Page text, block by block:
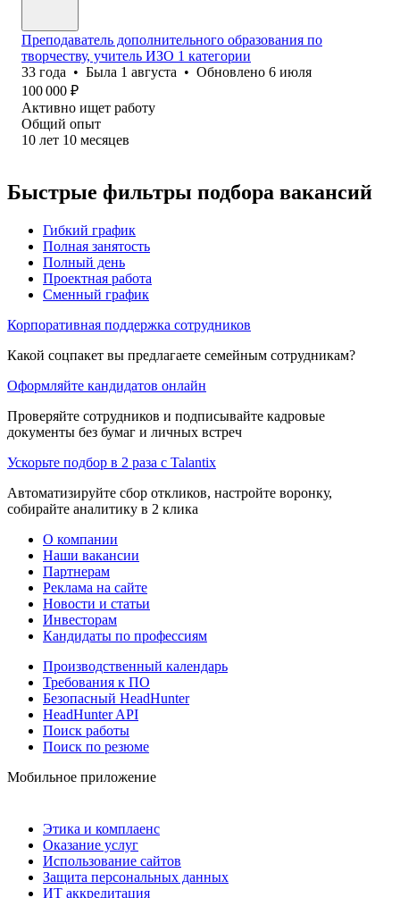
Преподаватель дополнительного образования по
творчеству, учитель ИЗО 1 категории
33 года • Была 1 августа • Обновлено 6 июля
100 000 ₽
Активно ищет работу
Общий опыт
10 лет 10 месяцев
Быстрые фильтры подбора вакансий
Гибкий график
Полная занятость
Полный день
Проектная работа
Сменный график
Корпоративная поддержка сотрудников
Какой соцпакет вы предлагаете семейным сотрудникам?
Оформляйте кандидатов онлайн
Проверяйте сотрудников и подписывайте кадровые
документы без бумаг и личных встреч
Ускорьте подбор в 2 раза с Talantix
Автоматизируйте сбор откликов, настройте воронку,
собирайте аналитику в 2 клика
О компании
Наши вакансии
Партнерам
Реклама на сайте
Новости и статьи
Инвесторам
Кандидаты по профессиям
Производственный календарь
Требования к ПО
Безопасный HeadHunter
HeadHunter API
Поиск работы
Поиск по резюме
Мобильное приложение
Этика и комплаенс
Оказание услуг
Использование сайтов
Защита персональных данных
ИТ аккредитация